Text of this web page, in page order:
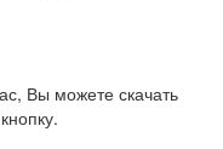
Вы можете скачать